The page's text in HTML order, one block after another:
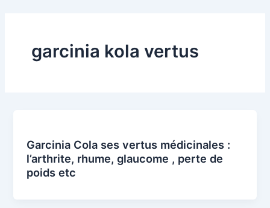
garcinia kola vertus
Garcinia Cola ses vertus médicinales :
l’arthrite, rhume, glaucome , perte de
poids etc